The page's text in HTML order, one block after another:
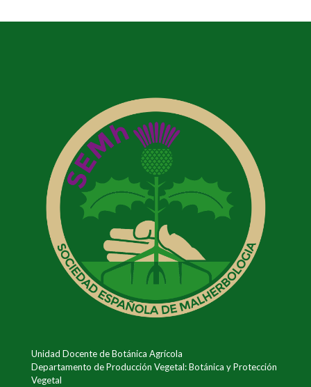
Unidad Docente de Botánica Agrícola
Departamento de Producción Vegetal: Botánica y Protección
Vegetal